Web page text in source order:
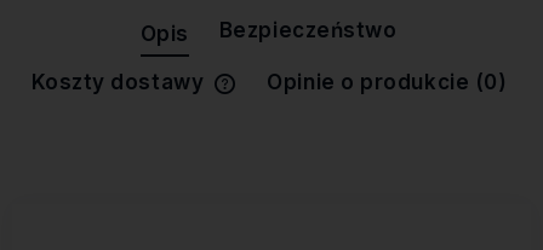
Opis Bezpieczeństwo
Koszty dostawy
Cena nie zawiera ewentualnych
Opinie o produkcie (0)